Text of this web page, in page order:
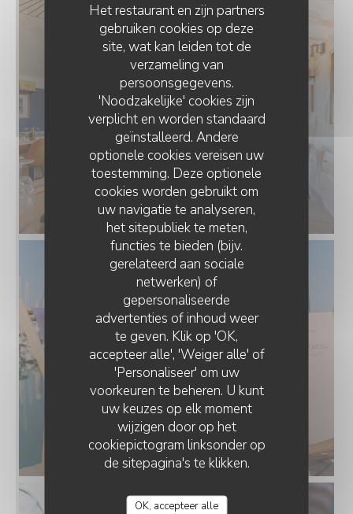
Het restaurant en zijn partners
gebruiken cookies op deze
site, wat kan leiden tot de
verzameling van
persoonsgegevens.
'Noodzakelijke' cookies zijn
verplicht en worden standaard
geïnstalleerd. Andere
optionele cookies vereisen uw
toestemming. Deze optionele
cookies worden gebruikt om
uw navigatie te analyseren,
het sitepubliek te meten,
functies te bieden (bijv.
gerelateerd aan sociale
netwerken) of
gepersonaliseerde
advertenties of inhoud weer
te geven. Klik op 'OK,
accepteer alle', 'Weiger alle' of
'Personaliseer' om uw
voorkeuren te beheren. U kunt
uw keuzes op elk moment
wijzigen door op het
cookiepictogram linksonder op
de sitepagina's te klikken.
OK, accepteer alle
La salle intérieur
© Zenchef
La terrasse
CHEZ PATACOL LS